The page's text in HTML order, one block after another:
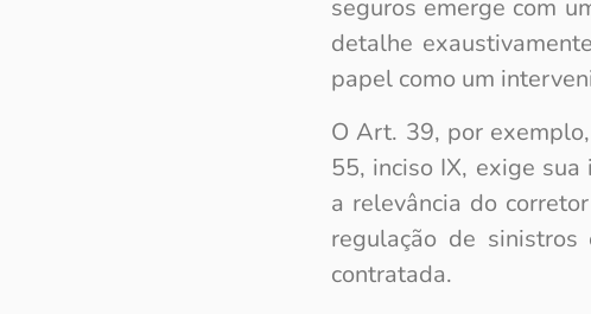
seguros emerge com
detalhe
papel como um
O Art. 39, por
55, inciso IX, exige
a relevância do
regulação de
contratada.